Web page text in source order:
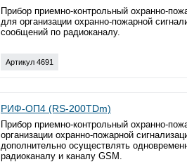
Прибор приемно-контрольный охранно-
для организации охранно-пожарной
сообщений по радиоканалу.
Артикул 4691
РИФ-ОП4 (RS-200TDm)
Прибор приемно-контрольный охранно-
организации охранно-пожарной
дополнительно осуществлять
радиоканалу и каналу GSM.